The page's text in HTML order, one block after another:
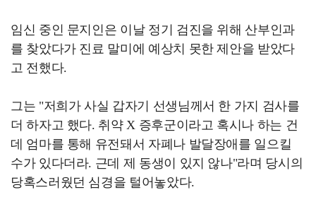
임신 중인 문지인은 이날 정기 검진을 위해 산부인과
를 찾았다가 진료 말미에 예상치 못한 제안을 받았다
고 전했다.
그는 "저희가 사실 갑자기 선생님께서 한 가지 검사를
더 하자고 했다. 취약 X 증후군이라고 혹시나 하는 건
데 엄마를 통해 유전돼서 자폐나 발달장애를 일으킬
수가 있다더라. 근데 제 동생이 있지 않나"라며 당시의
당혹스러웠던 심경을 털어놓았다.